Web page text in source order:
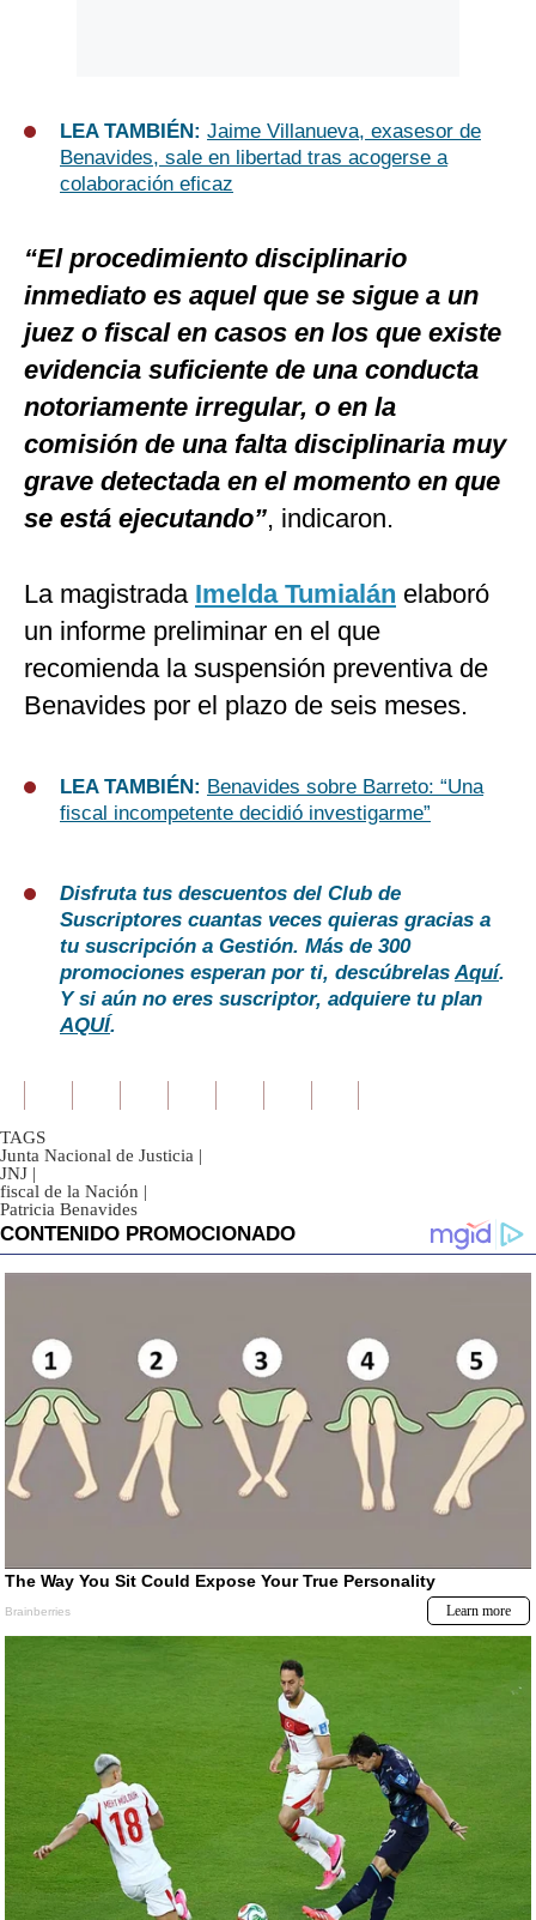
LEA TAMBIÉN: Jaime Villanueva, exasesor de
Benavides, sale en libertad tras acogerse a
colaboración eficaz
“El procedimiento disciplinario
inmediato es aquel que se sigue a un
juez o fiscal en casos en los que existe
evidencia suficiente de una conducta
notoriamente irregular, o en la
comisión de una falta disciplinaria muy
grave detectada en el momento en que
se está ejecutando”, indicaron.
La magistrada Imelda Tumialán elaboró
un informe preliminar en el que
recomienda la suspensión preventiva de
Benavides por el plazo de seis meses.
LEA TAMBIÉN: Benavides sobre Barreto: “Una
fiscal incompetente decidió investigarme”
Disfruta tus descuentos del Club de
Suscriptores cuantas veces quieras gracias a
tu suscripción a Gestión. Más de 300
promociones esperan por ti, descúbrelasAquí.
Y si aún no eres suscriptor, adquiere tu plan
AQUÍ.
TAGS
Junta Nacional de Justicia |
JNJ |
fiscal de la Nación |
Patricia Benavides